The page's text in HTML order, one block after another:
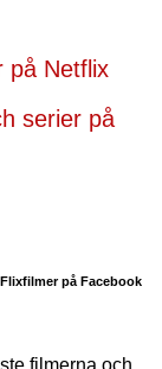
på Netflix
serier på
på Facebook
filmerna och